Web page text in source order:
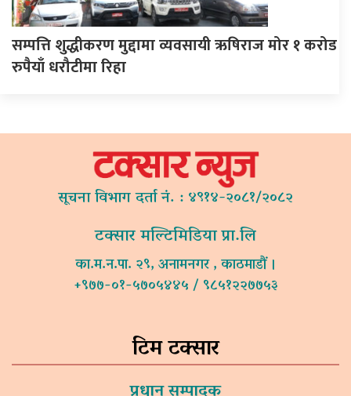
सम्पत्ति शुद्धीकरण मुद्दामा व्यवसायी ऋषिराज मोर १ करोड
रुपैयाँ धरौटीमा रिहा
सूचना विभाग दर्ता नं. : ४९१४-२०८१/२०८२
टक्सार मल्टिमिडिया प्रा.लि
का.म.न.पा. २९, अनामनगर , काठमाडौं ।
+९७७-०१-५७०५४४५ / ९८५१२२७७५३
टिम टक्सार